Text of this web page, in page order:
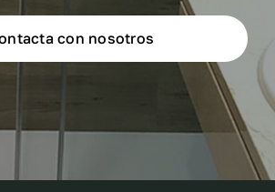
con nosotros